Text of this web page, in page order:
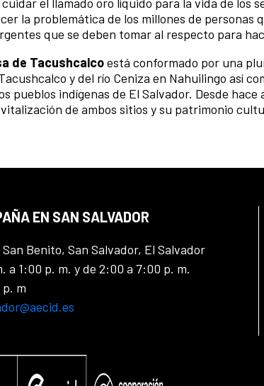
la problemática de los millones de personas
que se deben tomar al respecto para
de Tacushcalcoestá conformado por una
y del río Ceniza en Nahuilingo así
pueblos indígenas de El Salvador. Desde
de ambos sitios y su patrimonio
EN SAN SALVADOR
Benito, San Salvador, El Salvador
a 1:00 p. m. y de 2:00 a 7:00 p. m.
m